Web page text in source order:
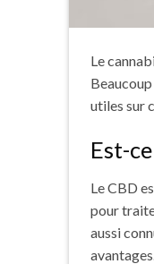
Le
utiles sur
Est-
Le CBD
pour
aussi